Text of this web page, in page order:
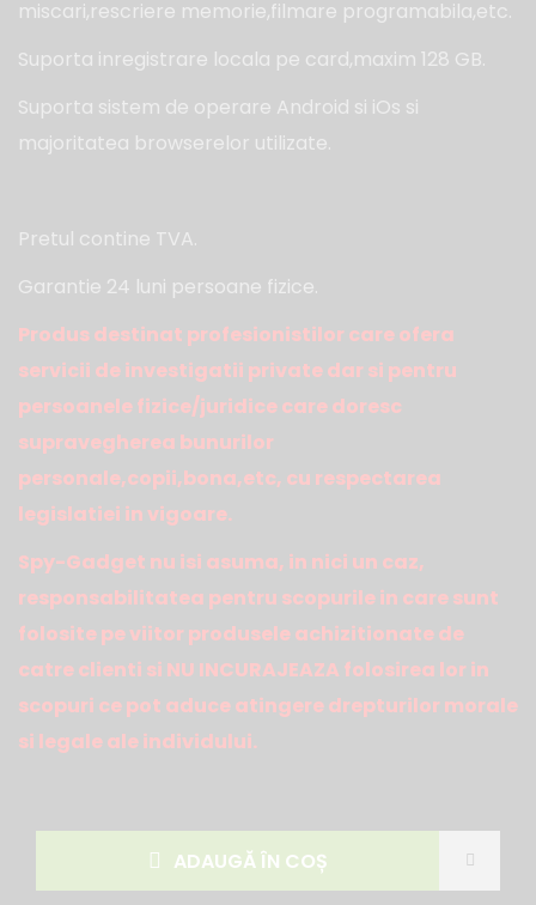
miscari,rescriere memorie,filmare programabila,etc.
Suporta inregistrare locala pe card,maxim 128 GB.
Suporta sistem de operare Android si iOs si
majoritatea browserelor utilizate.
Pretul contine TVA.
Garantie 24 luni persoane fizice.
Produs destinat profesionistilor care ofera
servicii de investigatii private dar si pentru
persoanele fizice/juridice care doresc
supravegherea bunurilor
personale,copii,bona,etc, cu respectarea
legislatiei in vigoare.
Spy-Gadget nu isi asuma, in nici un caz,
responsabilitatea pentru scopurile in care sunt
folosite pe viitor produsele achizitionate de
catre clienti si NU INCURAJEAZA folosirea lor in
scopuri ce pot aduce atingere drepturilor morale
si legale ale individului.
ADAUGĂ ÎN COȘ